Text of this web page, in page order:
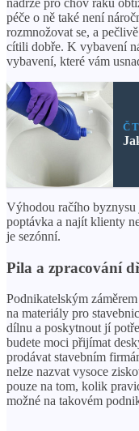
nádrže pro chov raků
péče o ně také není
rozmnožovat se, a
cítili dobře. K vybavení
vybavení, které vám
Výhodou račího
poptávka a najít klienty
je sezónní.
Pila a zpracování
Podnikatelským
na materiály pro
dílnu a poskytnout jí
budete moci přijímat
prodávat stavebním
nelze nazvat vysoce
pouze na tom, kolik
možné na takovém